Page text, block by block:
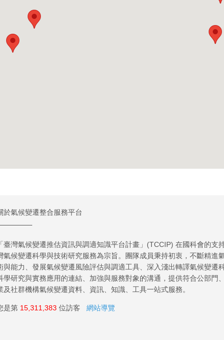
於氣候變遷整合服務平台
「臺灣氣候變遷推估資訊與調適知識平台計畫」(TCCIP) 在國科會的支
氣候變遷科學與技術研究服務為宗旨。團隊成員秉持初衷，不斷精進
與能力、發展氣候變遷風險評估與調適工具、深入淺出轉譯氣候變遷
學研究與實務應用的連結、加強與服務對象的溝通，提供符合公部門
及社群機構氣候變遷資料、資訊、知識、工具一站式服務。
是第 15,311,383 位訪客 網站導覽